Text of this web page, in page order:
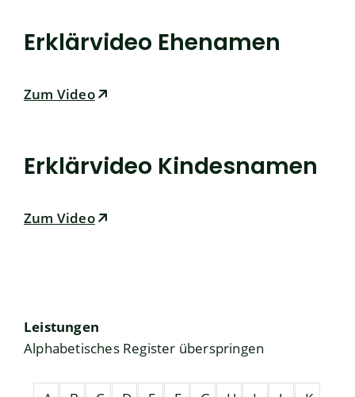
Erklärvideo Ehenamen
Zum Video
Erklärvideo Kindesnamen
Zum Video
Leistungen
Alphabetisches Register überspringen